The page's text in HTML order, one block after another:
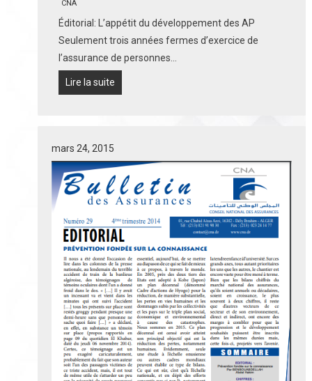
CNA
Éditorial: L’appétit du développement des AP
Seulement trois années fermes d’exercice de
l’assurance de personnes…
Lire la suite
mars 24, 2015